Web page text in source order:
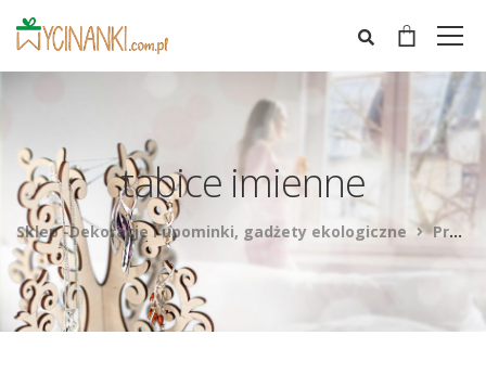
tabice imienne
Sklep -Dekoracje i upominki, gadżety ekologiczne Products